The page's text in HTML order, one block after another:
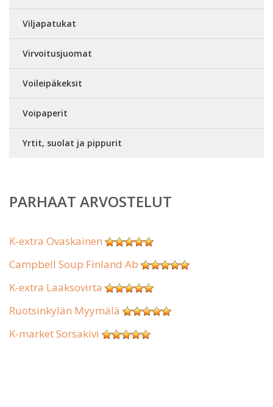
Viljapatukat
Virvoitusjuomat
Voileipäkeksit
Voipaperit
Yrtit, suolat ja pippurit
PARHAAT ARVOSTELUT
K-extra Ovaskainen
Campbell Soup Finland Ab
K-extra Laaksovirta
Ruotsinkylän Myymälä
K-market Sorsakivi